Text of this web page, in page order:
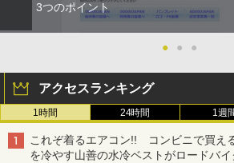
3つのポイント
● ● ●
アクセスランキング
1時間 24時間 1週
これぞ着るエアコン!! コンビニで買え
を冷やす山善の水冷ベストがロードバ